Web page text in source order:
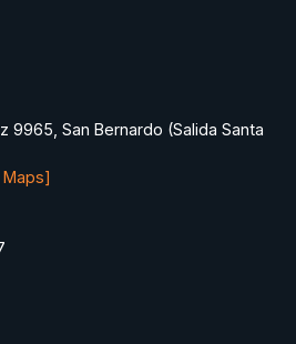
9965, San Bernardo (Salida Santa